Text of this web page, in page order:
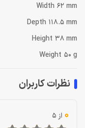
Width 62 mm
Depth 118.5 mm
Height 38 mm
Weight 50 g
نظرات کاربران
0 از 5